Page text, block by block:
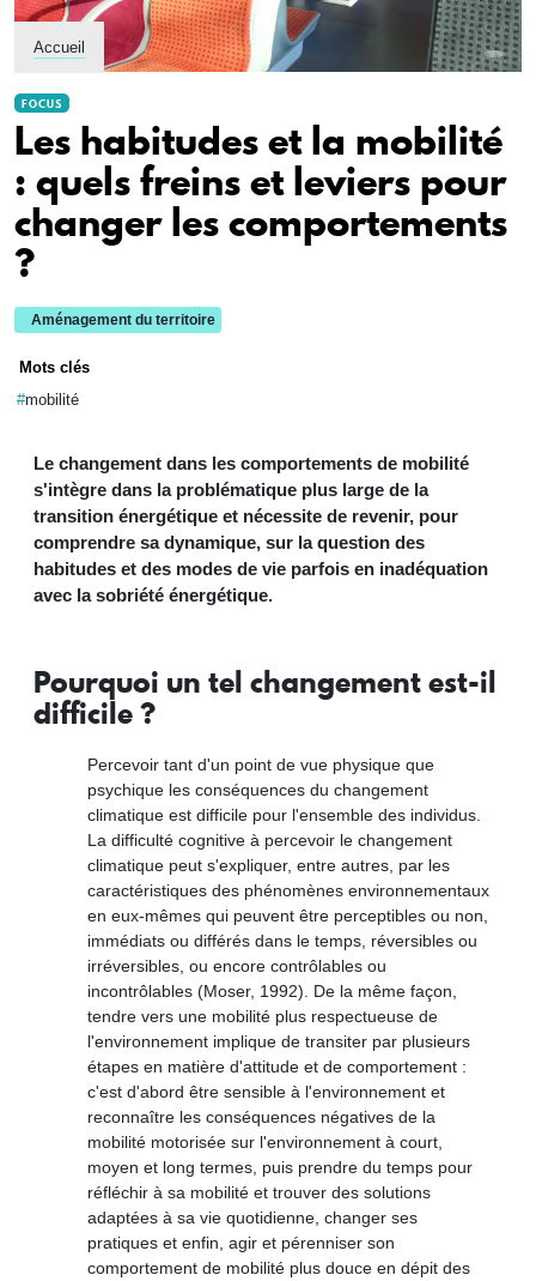
Accueil
FOCUS
Les habitudes et la mobilité
: quels freins et leviers pour
changer les comportements
?
Aménagement du territoire
Mots clés
mobilité
Le changement dans les comportements de mobilité
s'intègre dans la problématique plus large de la
transition énergétique et nécessite de revenir, pour
comprendre sa dynamique, sur la question des
habitudes et des modes de vie parfois en inadéquation
avec la sobriété énergétique.
Pourquoi un tel changement est-il
difficile ?
Percevoir tant d'un point de vue physique que
psychique les conséquences du changement
climatique est difficile pour l'ensemble des individus.
La difficulté cognitive à percevoir le changement
climatique peut s'expliquer, entre autres, par les
caractéristiques des phénomènes environnementaux
en eux-mêmes qui peuvent être perceptibles ou non,
immédiats ou différés dans le temps, réversibles ou
irréversibles, ou encore contrôlables ou
incontrôlables (Moser, 1992). De la même façon,
tendre vers une mobilité plus respectueuse de
l'environnement implique de transiter par plusieurs
étapes en matière d'attitude et de comportement :
c'est d'abord être sensible à l'environnement et
reconnaître les conséquences négatives de la
mobilité motorisée sur l'environnement à court,
moyen et long termes, puis prendre du temps pour
réfléchir à sa mobilité et trouver des solutions
adaptées à sa vie quotidienne, changer ses
pratiques et enfin, agir et pérenniser son
comportement de mobilité plus douce en dépit des